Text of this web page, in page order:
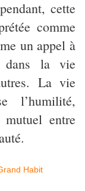
cette
comme
un appel à
dans la vie
La vie
l’humilité,
entre